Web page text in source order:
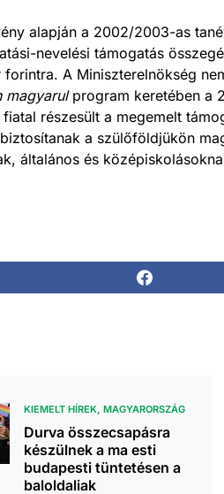
alapján a 2002/2003-as
nevelési támogatás
forintra. A Miniszterelnökség
magyarulprogram keretében a
részesült a megemelt
a szülőföldjükön
általános és
KIEMELT HÍREK MAGYARORSZÁG
Durva összecsapásra
készülnek a ma esti
budapesti tüntetésen a
baloldaliak